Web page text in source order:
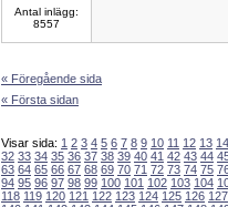
Antal inlägg:
8557
« Föregående sida
« Första sidan
Visar sida: 1 2 3 4 5 6 7 8 9 10 11 12 13 14
32 33 34 35 36 37 38 39 40 41 42 43 44
63 64 65 66 67 68 69 70 71 72 73 74 75
94 95 96 97 98 99 100 101 102 103 104
118 119 120 121 122 123 124 125 126 127